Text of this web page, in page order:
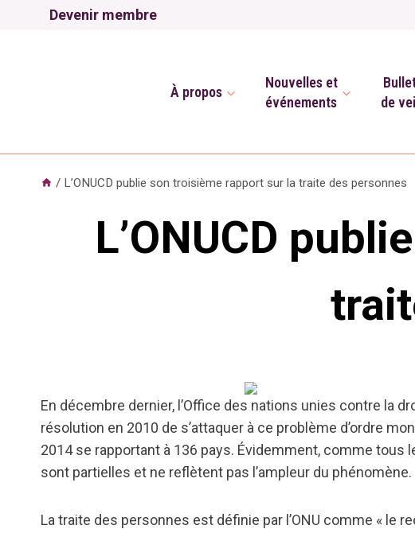
Devenir membre
À propos
Nouvelles et
événements
de
/ L’ONUCD publie son troisième rapport sur la traite des personnes
L’ONUCD
En décembre dernier, l’Office des nations unies contre la
résolution en 2010 de s’attaquer à ce problème d’ordre
2014 se rapportant à 136 pays. Évidemment, comme tous
sont partielles et ne reflètent pas l’ampleur du phénomène.
La traite des personnes est définie par l’ONU comme « le